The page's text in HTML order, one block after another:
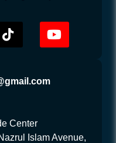
Center
Islam Avenue,